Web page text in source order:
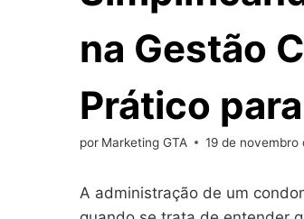
na Gestão
Prático
por Marketing GTA 19 de novembro
A administração de um